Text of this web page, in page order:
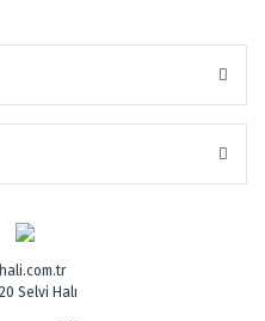
Selvi Halı